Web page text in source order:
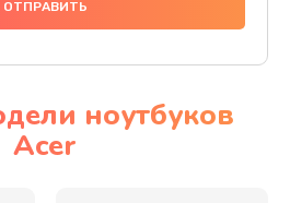
подсветки
BIOS
ноутбуков
Acer